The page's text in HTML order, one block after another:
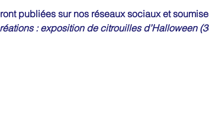
publiées sur nos réseaux sociaux et
: exposition de citrouilles d’Halloween